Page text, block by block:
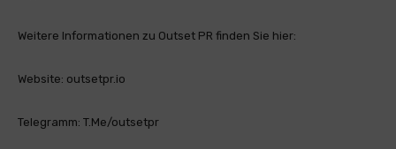
Weitere Informationen zu Outset PR finden Sie hier:
Website: outsetpr.io
Telegramm: T.Me/outsetpr